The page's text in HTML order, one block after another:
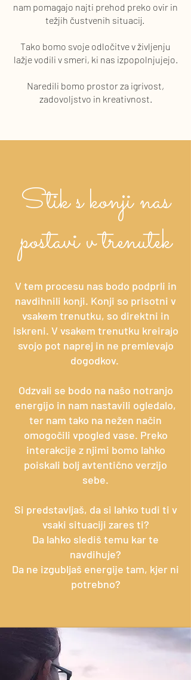
nam pomagajo najti prehod preko ovir in
težjih čustvenih situacij.
Tako bomo svoje odločitve v življenju
lažje vodili v smeri, ki nas izpopolnjujejo.
Naredili bomo prostor za igrivost,
zadovoljstvo in kreativnost.
Stik s konji nas
postavi v trenutek
V tem procesu nas bodo podprli in
navdihnili konji. Konji so prisotni v
vsakem trenutku, so direktni in
iskreni. V vsakem trenutku kreirajo
svojo pot naprej in ne premlevajo
dogodkov.
Odzvali se bodo na našo notranjo
energijo in nam nastavili ogledalo,
ter nam tako na nežen način
omogočili vpogled vase. Preko
interakcije z njimi bomo lahko
poiskali bolj avtentično verzijo
sebe.
Si predstavljaš, da si lahko tudi ti v
vsaki situaciji zares ti?
Da lahko slediš temu kar te
navdihuje?
Da ne izgubljaš energije tam, kjer ni
potrebno?